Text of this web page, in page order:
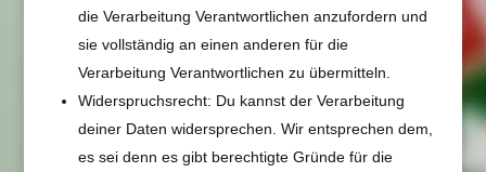
die Verarbeitung Verantwortlichen anzufordern und
sie vollständig an einen anderen für die
Verarbeitung Verantwortlichen zu übermitteln.
Widerspruchsrecht: Du kannst der Verarbeitung
deiner Daten widersprechen. Wir entsprechen dem,
es sei denn es gibt berechtigte Gründe für die